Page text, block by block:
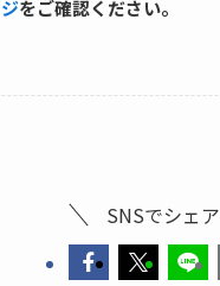
をご確認ください。
SNSでシェア